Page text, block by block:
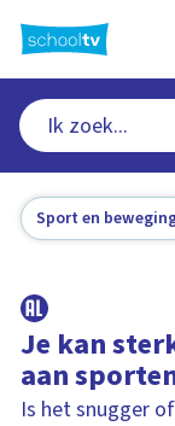
naar
hoofdinhoud
Sport en
Je kan
aan
Is het snugger